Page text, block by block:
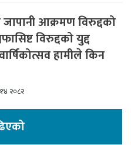
आक्रमण विरुद्दको
विरुद्दको युद्द
हामीले किन
२०८२